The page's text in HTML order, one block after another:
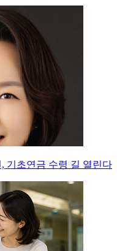
기초연금 수령 길 열린다